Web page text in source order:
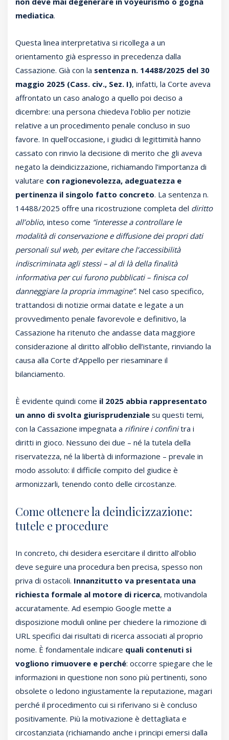
mediatica.
Questa linea interpretativa si ricollega a un
orientamento già espresso in precedenza dalla
Cassazione. Già con la sentenza n. 14488/2025 del 30
maggio 2025 (Cass. civ., Sez. I), infatti, la Corte aveva
affrontato un caso analogo a quello poi deciso a
dicembre: una persona chiedeva l’oblio per notizie
relative a un procedimento penale concluso in suo
favore. In quell’occasione, i giudici di legittimità hanno
cassato con rinvio la decisione di merito che gli aveva
negato la deindicizzazione, richiamando l’importanza di
valutare con ragionevolezza, adeguatezza e
pertinenza il singolo fatto concreto. La sentenza n.
14488/2025 offre una ricostruzione completa del diritto
all’oblio, inteso come “interesse a controllare le
modalità di conservazione e diffusione dei propri dati
personali sul web, per evitare che l’accessibilità
indiscriminata agli stessi – al di là della finalità
informativa per cui furono pubblicati – finisca col
danneggiare la propria immagine”. Nel caso specifico,
trattandosi di notizie ormai datate e legate a un
provvedimento penale favorevole e definitivo, la
Cassazione ha ritenuto che andasse data maggiore
considerazione al diritto all’oblio dell’istante, rinviando la
causa alla Corte d’Appello per riesaminare il
bilanciamento.
È evidente quindi come il 2025 abbia rappresentato
un anno di svolta giurisprudenziale su questi temi,
con la Cassazione impegnata a rifinire i confinitra i
diritti in gioco. Nessuno dei due – né la tutela della
riservatezza, né la libertà di informazione – prevale in
modo assoluto: il difficile compito del giudice è
armonizzarli, tenendo conto delle circostanze.
Come ottenere la deindicizzazione:
tutele e procedure
In concreto, chi desidera esercitare il diritto all’oblio
deve seguire una procedura ben precisa, spesso non
priva di ostacoli. Innanzitutto va presentata una
richiesta formale al motore di ricerca, motivandola
accuratamente. Ad esempio Google mette a
disposizione moduli online per chiedere la rimozione di
URL specifici dai risultati di ricerca associati al proprio
nome. È fondamentale indicare quali contenuti si
vogliono rimuovere e perché: occorre spiegare che le
informazioni in questione non sono più pertinenti, sono
obsolete o ledono ingiustamente la reputazione, magari
perché il procedimento cui si riferivano si è concluso
positivamente. Più la motivazione è dettagliata e
circostanziata (richiamando anche i principi emersi dalla